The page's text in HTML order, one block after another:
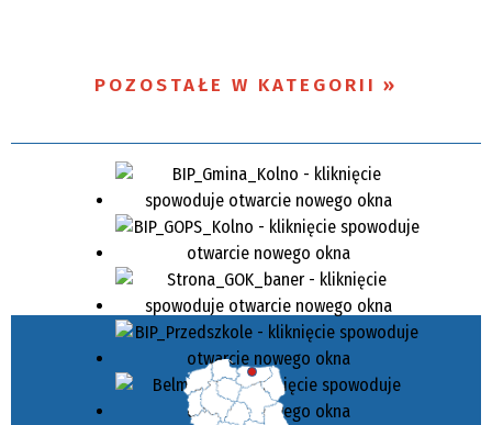
POZOSTAŁE W KATEGORII